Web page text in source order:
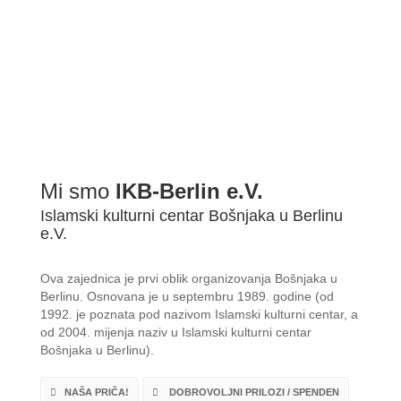
Mi smo IKB-Berlin e.V.
Islamski kulturni centar Bošnjaka u Berlinu
e.V.
Ova zajednica je prvi oblik organizovanja Bošnjaka u
Berlinu. Osnovana je u septembru 1989. godine (od
1992. je poznata pod nazivom Islamski kulturni centar, a
od 2004. mijenja naziv u Islamski kulturni centar
Bošnjaka u Berlinu).
NAŠA PRIČA! DOBROVOLJNI PRILOZI / SPENDEN